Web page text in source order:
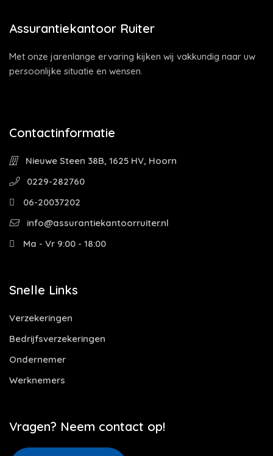
Assurantiekantoor Ruiter
Met onze jarenlange ervaring kijken wij vakkundig naar uw
persoonlijke situatie en wensen.
Contactinformatie
Nieuwe Steen 38B, 1625 HV, Hoorn
0229-282760
06-20037202
info@assurantiekantoorruiter.nl
Ma - Vr 9:00 - 18:00
Snelle Links
Verzekeringen
Bedrijfsverzekeringen
Ondernemer
Werknemers
Vragen? Neem contact op!